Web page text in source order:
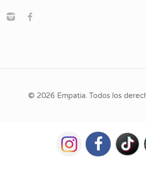
© 2026 Empatia. Todos los